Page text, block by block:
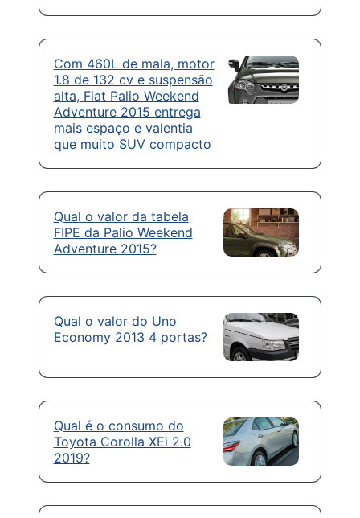
Com 460L de mala, motor
1.8 de 132 cv e suspensão
alta, Fiat Palio Weekend
Adventure 2015 entrega
mais espaço e valentia
que muito SUV compacto
Qual o valor da tabela
FIPE da Palio Weekend
Adventure 2015?
Qual o valor do Uno
Economy 2013 4 portas?
Qual é o consumo do
Toyota Corolla XEi 2.0
2019?